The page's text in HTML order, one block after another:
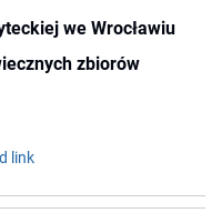
we Wrocławiu
zbiorów
link